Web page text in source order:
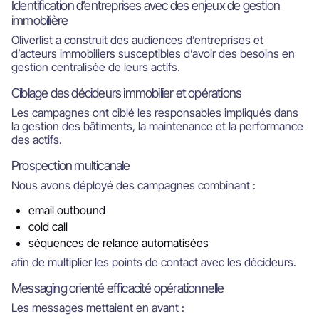
Identification d’entreprises avec des enjeux de gestion
immobilière
Oliverlist a construit des audiences d’entreprises et
d’acteurs immobiliers susceptibles d’avoir des besoins en
gestion centralisée de leurs actifs.
Ciblage des décideurs immobilier et opérations
Les campagnes ont ciblé les responsables impliqués dans
la gestion des bâtiments, la maintenance et la performance
des actifs.
Prospection multicanale
Nous avons déployé des campagnes combinant :
email outbound
cold call
séquences de relance automatisées
afin de multiplier les points de contact avec les décideurs.
Messaging orienté efficacité opérationnelle
Les messages mettaient en avant :